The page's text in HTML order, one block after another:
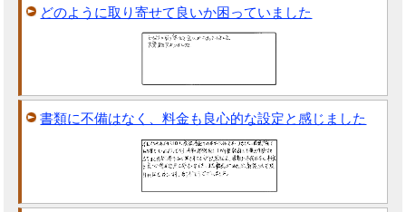
どのように取り寄せて良いか困っていました
書類に不備はなく、料金も良心的な設定と感じました